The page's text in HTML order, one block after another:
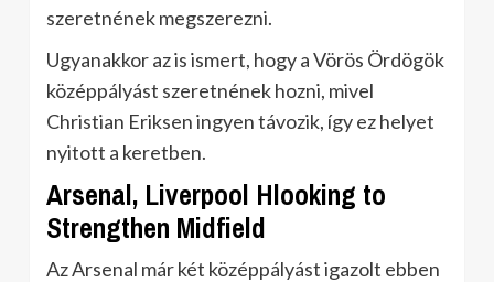
szeretnének megszerezni.
Ugyanakkor az is ismert, hogy a Vörös Ördögök
középpályást szeretnének hozni, mivel
Christian Eriksen ingyen távozik, így ez helyet
nyitott a keretben.
Arsenal, Liverpool Hlooking to
Strengthen Midfield
Az Arsenal már két középpályást igazolt ebben